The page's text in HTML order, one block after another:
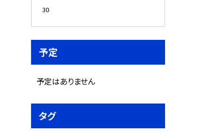
30
予定
予定はありません
タグ